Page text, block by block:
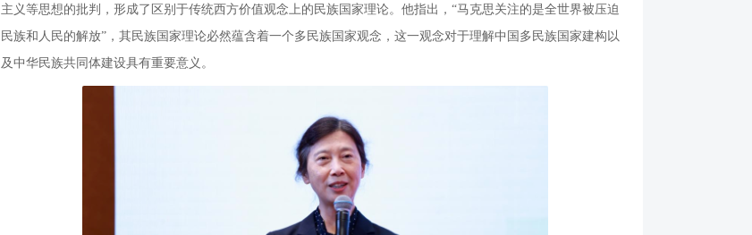
主义等思想的批判，形成了区别于传统西方价值观念上的民族国家理论。他指出，“马克思关注的是全世界被压迫
民族和人民的解放”，其民族国家理论必然蕴含着一个多民族国家观念，这一观念对于理解中国多民族国家建构以
及中华民族共同体建设具有重要意义。